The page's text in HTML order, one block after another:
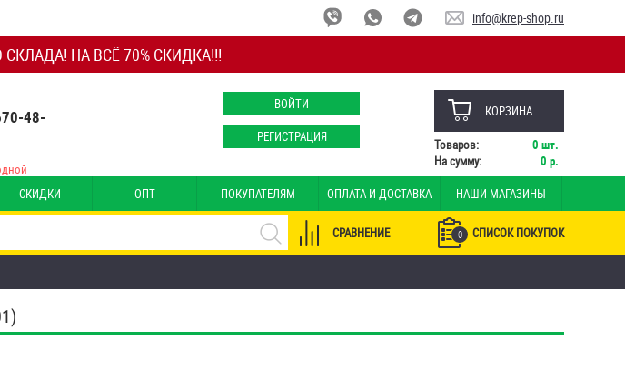
НА ВСЁ 70% СКИДКА!!!
info@krep-shop.ru
48-
ВОЙТИ
РЕГИСТРАЦИЯ
КОРЗИНА
Товаров: 0 шт.
На сумму:
0 р.
СКИДКИ ОПТ ПОКУПАТЕЛЯМ ОПЛАТА И ДОСТАВКА НАШИ МАГАЗИНЫ
0 СПИСОК ПОКУПОК
СРАВНЕНИЕ